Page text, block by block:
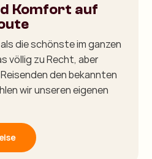
Komfort auf
die schönste im ganzen
völlig zu Recht, aber
den bekannten
wir unseren eigenen